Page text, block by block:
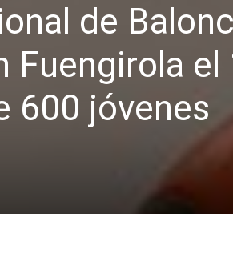
de
Fuengirola el
600 jóvenes